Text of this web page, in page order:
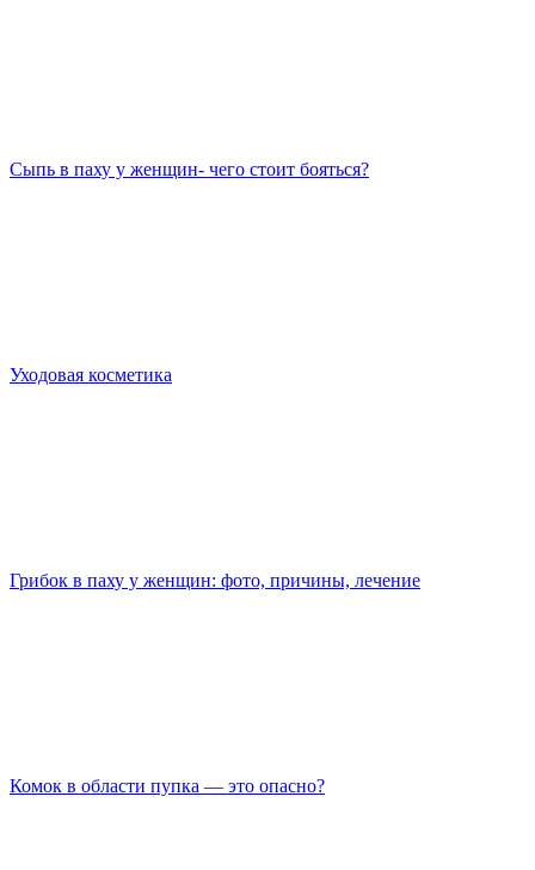
Сыпь в паху у женщин- чего стоит бояться?
Уходовая косметика
Грибок в паху у женщин: фото, причины, лечение
Комок в области пупка — это опасно?